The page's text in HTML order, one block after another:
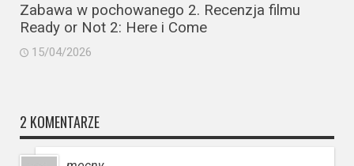
Zabawa w pochowanego 2. Recenzja filmu
Ready or Not 2: Here i Come
15/04/2026
2 KOMENTARZE